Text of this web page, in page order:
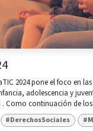
2024 pone el foco en
adolescencia y
Como continuación de los
#DerechosSociales